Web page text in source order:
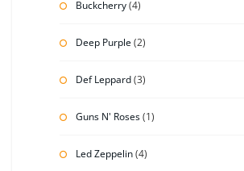
Buckcherry(4)
Deep Purple(2)
Def Leppard(3)
Guns N' Roses(1)
Led Zeppelin(4)